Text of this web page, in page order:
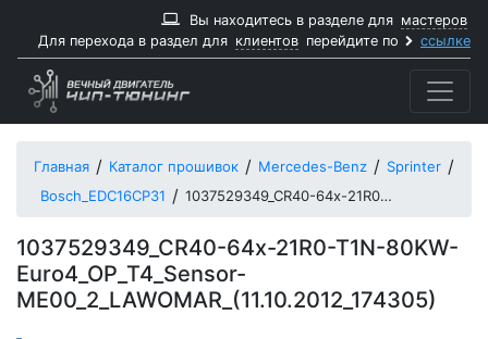
Вы находитесь в разделе для мастеров
Для перехода в раздел для клиентов перейдите по ссылке
Главная Каталог прошивок Mercedes-Benz
Sprinter
Bosch_EDC16CP31
1037529349_CR40-64x-21R0-T1N-80KW-Euro4_OP_T4_Sensor-ME00_2_LAWOMAR_11102012_174305
1037529349_CR40-64x-21R0-T1N-80KW-
Euro4_OP_T4_Sensor-
ME00_2_LAWOMAR_(11.10.2012_174305)